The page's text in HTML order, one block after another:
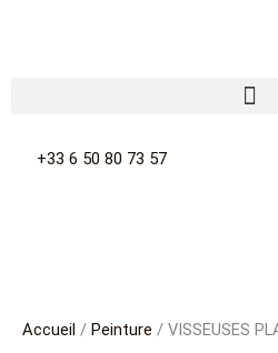
+33 6 50 80 73 57
Accueil / Peinture / VISSEUSES